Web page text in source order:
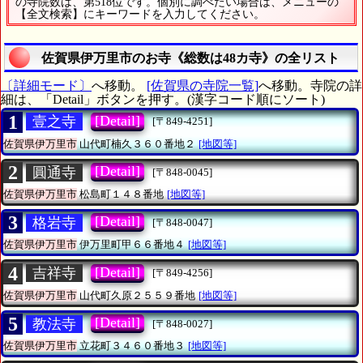
【全文検索】にキーワードを入力してください。
佐賀県伊万里市のお寺《総数は48カ寺》の全リスト
〔詳細モード〕 へ移動。 [佐賀県の寺院一覧]へ移動。寺院の詳
細は、「Detail」ボタンを押す。(漢字コード順にソート)
1 壹之寺 [Detail]
[〒849-4251]
佐賀県伊万里市山代町楠久３６０番地２ [地図等]
2 圓通寺 [Detail]
[〒848-0045]
佐賀県伊万里市松島町１４８番地 [地図等]
3 格岩寺 [Detail]
[〒848-0047]
佐賀県伊万里市伊万里町甲６６番地４ [地図等]
4 吉祥寺 [Detail]
[〒849-4256]
佐賀県伊万里市 山代町久原２５５９番地 [地図等]
5 教法寺 [Detail]
[〒848-0027]
佐賀県伊万里市立花町３４６０番地３ [地図等]